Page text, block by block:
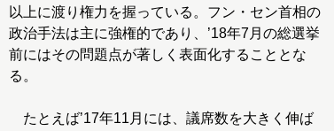
以上に渡り権力を握っている。フン・セン首相の
政治手法は主に強権的であり、’18年7月の総選挙
前にはその問題点が著しく表面化することとな
る。
たとえば’17年11月には、議席数を大きく伸ば